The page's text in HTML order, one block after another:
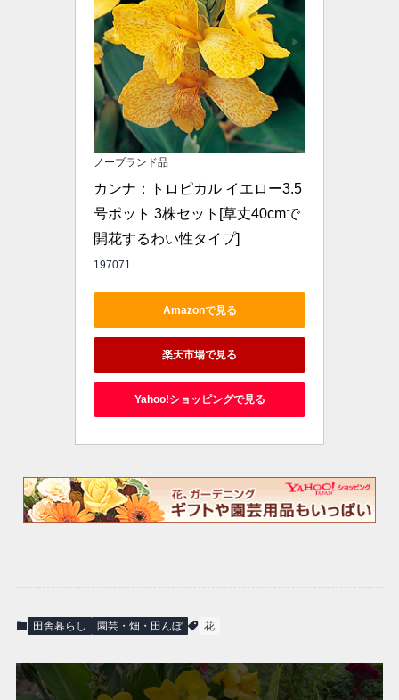
ノーブランド品
カンナ：トロピカル イエロー3.5
号ポット 3株セット[草丈40cmで
開花するわい性タイプ]
197071
Amazonで見る
楽天市場で見る
Yahoo!ショッピングで見る
田舎暮らし 園芸・畑・田んぼ 花